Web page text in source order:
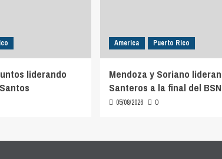
liderando
America Puerto Rico
Mendoza y Soriano lideran
Santeros a la final del BSN
05/08/2026 0